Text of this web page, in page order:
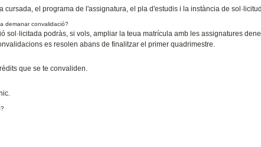
cursada, el programa de l'assignatura, el pla d'estudis i la instància de
demanar convalidació?
sol·licitada podràs, si vols, ampliar la teua matrícula amb les assignatures
es resolen abans de finalitzar el primer quadrimestre.
que se te convaliden.